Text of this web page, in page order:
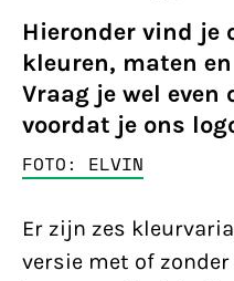
Hieronder vind je
kleuren, maten
Vraag je wel
voordat je ons
FOTO: ELVIN
Er zijn zes
versie met of zonder